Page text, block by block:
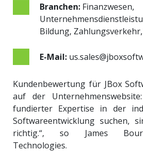
Branchen: Finanzwesen,
Bildung,
E-Mail:
Kundenbewertung für JBox
auf der
fundierter Expertise in der
Softwareentwicklung suchen,
richtig.“, so James
Technologies.